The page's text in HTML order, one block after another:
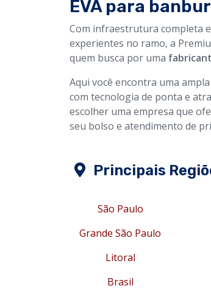
EVA para
Com infraestrutura completa
experientes no ramo, a
quem busca por uma
Aqui você encontra uma
com tecnologia de ponta e
escolher uma empresa que
seu bolso e atendimento de
Principais
São Paulo
Grande São Paulo
Litoral
Brasil